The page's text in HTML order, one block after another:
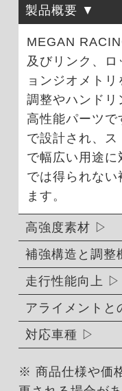
製品概要
MEGAN
及びリンク、
ョンジオメト
調整やハンドリ
高性能パーツ
で設計され、ス
で幅広い用途
では得られない
ます。
高強度素材
補強構造と調整
走行性能向上
アライメントと
対応車種
※ 商品仕様や価